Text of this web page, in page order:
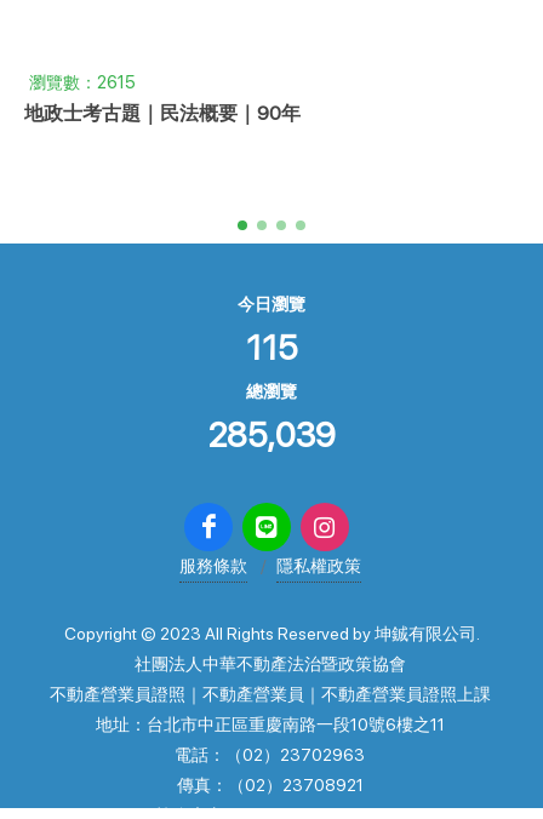
瀏覽數：769
地政士考古題｜土地登記實務｜113年｜申論題
今日瀏覽
115
總瀏覽
285,039
服務條款 隱私權政策
Copyright © 2023 All Rights Reserved by 坤鋮有限公司.
社團法人中華不動產法治暨政策協會
不動產營業員證照｜不動產營業員｜不動產營業員證照上課
地址：台北市中正區重慶南路一段10號6樓之11
電話：（02）23702963
傳真：（02）23708921